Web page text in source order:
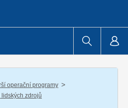
operační programy /
lidských zdrojů